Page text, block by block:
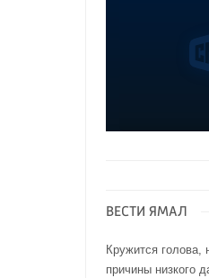
ВЕСТИ ЯМАЛ
Кружится голова,
причины низкого